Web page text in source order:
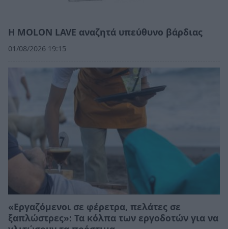
Η MOLON LAVE αναζητά υπεύθυνο βάρδιας
01/08/2026 19:15
«Εργαζόμενοι σε φέρετρα, πελάτες σε
ξαπλώστρες»: Τα κόλπα των εργοδοτών για να